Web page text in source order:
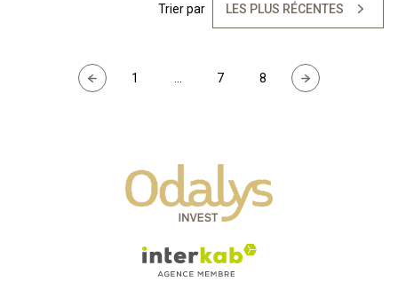
Trier par LES PLUS RÉCENTES
1 ... 7 8